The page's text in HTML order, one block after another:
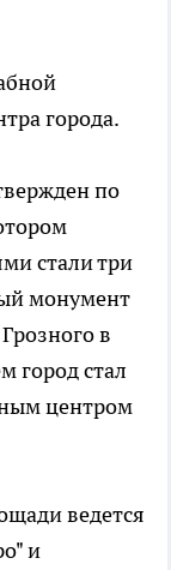
города.
по
стали три
монумент
в
город стал
центром
ведется
и